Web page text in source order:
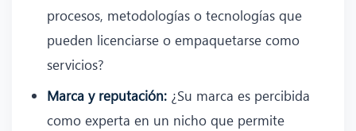
procesos, metodologías o tecnologías que
pueden licenciarse o empaquetarse como
servicios?
Marca y reputación: ¿Su marca es percibida
como experta en un nicho que permite